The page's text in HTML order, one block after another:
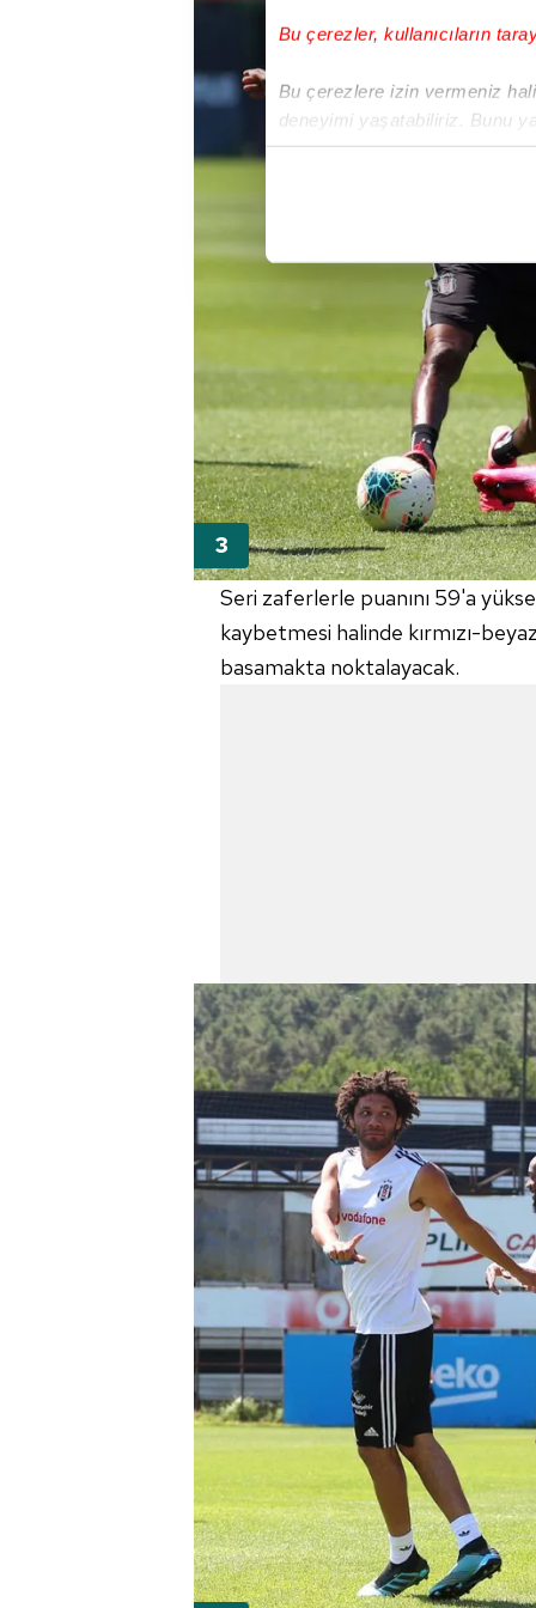
Bu çerezler, kullanıcıların
Bu çerezlere izin vermeniz
deneyimi yaşatabiliriz. Bunu
içerikleri sunabilmek adına
Her halükârda, kullanıcılar,
Sizlere daha iyi bir hizmet
çerezler vasıtasıyla çeşitli
amacıyla kullanılmaktadır.
reklam/pazarlama
Çerezlere ilişkin tercihlerinizi
butonuna tıklayabilir,Çerez
6698 sayılı Kişisel Verilerin
mevzuata uygun olarak
Seri zaferlerle puanını 59'a
kaybetmesi halinde kırmızı-
basamakta noktalayacak.